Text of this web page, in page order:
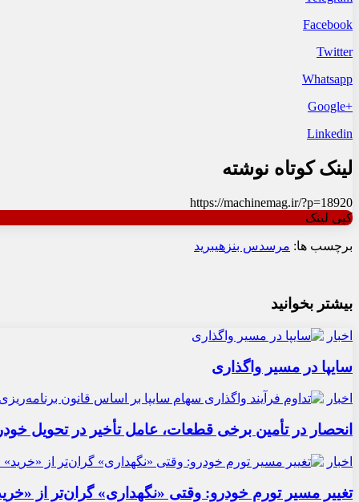
Facebook
Twitter
Whatsapp
+Google
Linkedin
لینک کوتاه نوشته
https://machinemag.ir/?p=18920
کپی لینک
برچسب ها: مرسدس بنز هیبرید
بیشتر بخوانید
اخبار
سایپا در مسیر واگذاری
اخبار
انحصار در تأمین برخی قطعات، عامل تأخیر در تحویل
اخبار
تغییر مسیر تورم خودرو: وقتی «نگهداری» گران‌تر از